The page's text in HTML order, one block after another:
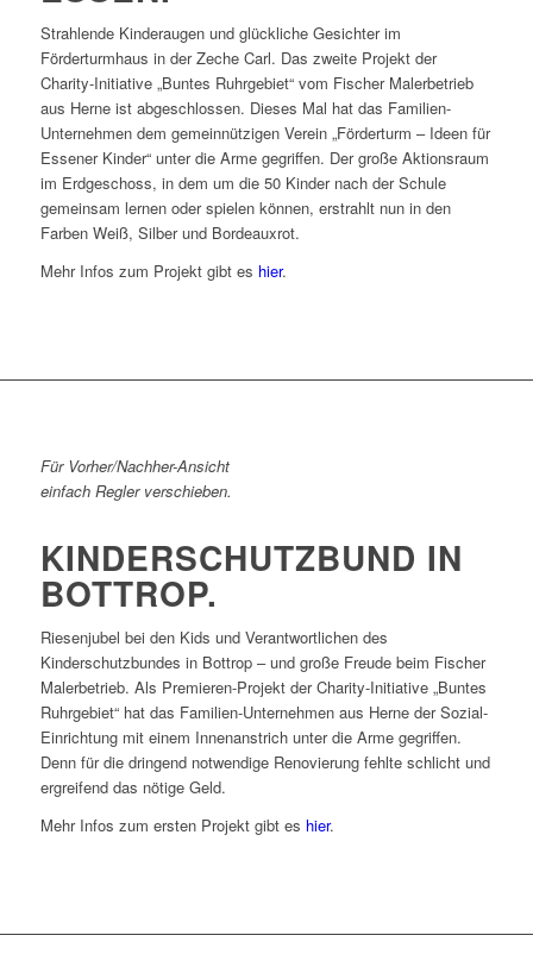
Strahlende Kinderaugen und glückliche Gesichter im
Förderturmhaus in der Zeche Carl. Das zweite Projekt der
Charity-Initiative „Buntes Ruhrgebiet“ vom Fischer Malerbetrieb
aus Herne ist abgeschlossen. Dieses Mal hat das Familien-
Unternehmen dem gemeinnützigen Verein „Förderturm – Ideen für
Essener Kinder“ unter die Arme gegriffen. Der große Aktionsraum
im Erdgeschoss, in dem um die 50 Kinder nach der Schule
gemeinsam lernen oder spielen können, erstrahlt nun in den
Farben Weiß, Silber und Bordeauxrot.
Mehr Infos zum Projekt gibt es hier.
Für Vorher/Nachher-Ansicht
einfach Regler verschieben.
KINDERSCHUTZBUND IN
BOTTROP.
Riesenjubel bei den Kids und Verantwortlichen des
Kinderschutzbundes in Bottrop – und große Freude beim Fischer
Malerbetrieb. Als Premieren-Projekt der Charity-Initiative „Buntes
Ruhrgebiet“ hat das Familien-Unternehmen aus Herne der Sozial-
Einrichtung mit einem Innenanstrich unter die Arme gegriffen.
Denn für die dringend notwendige Renovierung fehlte schlicht und
ergreifend das nötige Geld.
Mehr Infos zum ersten Projekt gibt es hier.